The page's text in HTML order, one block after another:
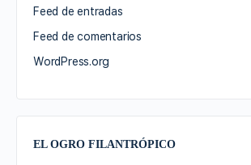
Feed de entradas
Feed de comentarios
WordPress.org
EL OGRO FILANTRÓPICO